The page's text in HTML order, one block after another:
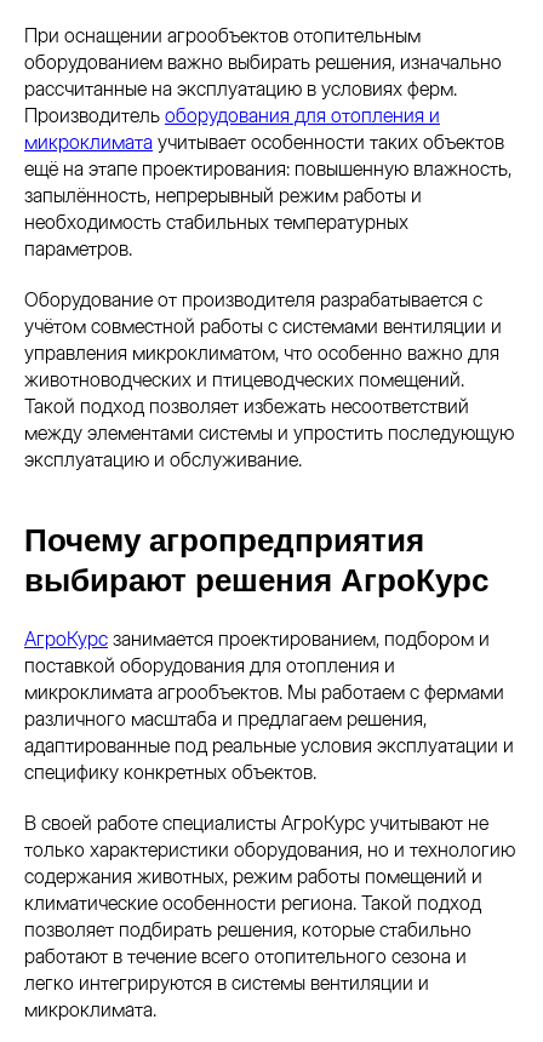
При оснащении агрообъектов отопительным
оборудованием важно выбирать решения, изначально
рассчитанные на эксплуатацию в условиях ферм.
Производитель оборудования для отопления и
микроклимата учитывает особенности таких объектов
ещё на этапе проектирования: повышенную влажность,
запылённость, непрерывный режим работы и
необходимость стабильных температурных
параметров.
Оборудование от производителя разрабатывается с
учётом совместной работы с системами вентиляции и
управления микроклиматом, что особенно важно для
животноводческих и птицеводческих помещений.
Такой подход позволяет избежать несоответствий
между элементами системы и упростить последующую
эксплуатацию и обслуживание.
Почему агропредприятия
выбирают решения АгроКурс
АгроКурс занимается проектированием, подбором и
поставкой оборудования для отопления и
микроклимата агрообъектов. Мы работаем с фермами
различного масштаба и предлагаем решения,
адаптированные под реальные условия эксплуатации и
специфику конкретных объектов.
В своей работе специалисты АгроКурс учитывают не
только характеристики оборудования, но и технологию
содержания животных, режим работы помещений и
климатические особенности региона. Такой подход
позволяет подбирать решения, которые стабильно
работают в течение всего отопительного сезона и
легко интегрируются в системы вентиляции и
микроклимата.